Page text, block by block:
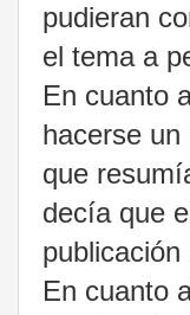
pudieran
el tema a
En cuanto
hacerse
que
decía que
En cuanto